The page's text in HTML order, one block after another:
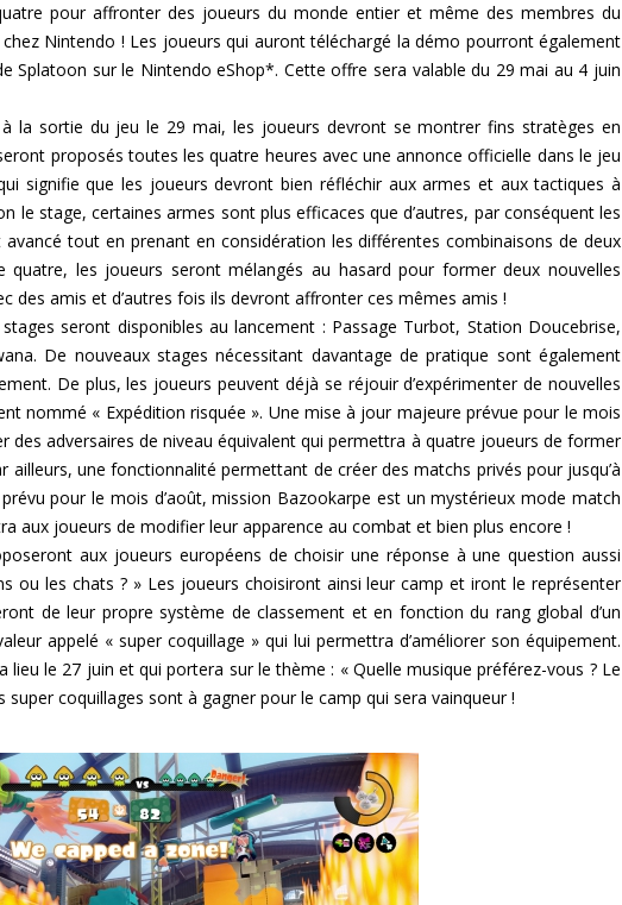
pour affronter des joueurs du monde entier et même des membres du
Nintendo ! Les joueurs qui auront téléchargé la démo pourront également
Splatoon sur le Nintendo eShop*. Cette offre sera valable du 29 mai au 4 juin
la sortie du jeu le 29 mai, les joueurs devront se montrer fins stratèges en
proposés toutes les quatre heures avec une annonce officielle dans le jeu
signifie que les joueurs devront bien réfléchir aux armes et aux tactiques à
le stage, certaines armes sont plus efficaces que d’autres, par conséquent les
tout en prenant en considération les différentes combinaisons de deux
quatre, les joueurs seront mélangés au hasard pour former deux nouvelles
des amis et d’autres fois ils devront affronter ces mêmes amis !
seront disponibles au lancement : Passage Turbot, Station Doucebrise,
De nouveaux stages nécessitant davantage de pratique sont également
De plus, les joueurs peuvent déjà se réjouir d’expérimenter de nouvelles
nommé « Expédition risquée ». Une mise à jour majeure prévue pour le mois
des adversaires de niveau équivalent qui permettra à quatre joueurs de former
ailleurs, une fonctionnalité permettant de créer des matchs privés pour jusqu’à
pour le mois d’août, mission Bazookarpe est un mystérieux mode match
aux joueurs de modifier leur apparence au combat et bien plus encore !
aux joueurs européens de choisir une réponse à une question aussi
ou les chats ? » Les joueurs choisiront ainsi leur camp et iront le représenter
de leur propre système de classement et en fonction du rang global d’un
appelé « super coquillage » qui lui permettra d’améliorer son équipement.
le 27 juin et qui portera sur le thème : « Quelle musique préférez-vous ? Le
coquillages sont à gagner pour le camp qui sera vainqueur !